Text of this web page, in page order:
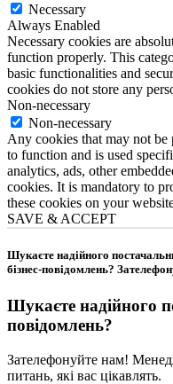
Necessary
Always Enabled
Necessary cookies are
function properly. This
basic functionalities and
cookies do not store any
Non-necessary
Non-necessary
Any cookies that may not be
to function and is used
analytics, ads, other
cookies. It is mandatory to
these cookies on your
SAVE & ACCEPT
Шукаєте надійного
бізнес-повідомлень?
Шукаєте надійного
повідомлень?
Зателефонуйте нам!
питань, які вас цікавлять.